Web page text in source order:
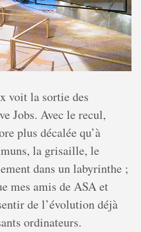
voit la sortie des
Jobs. Avec le recul,
plus décalée qu’à
la grisaille, le
dans un labyrinthe ;
mes amis de ASA et
de l’évolution déjà
ordinateurs.